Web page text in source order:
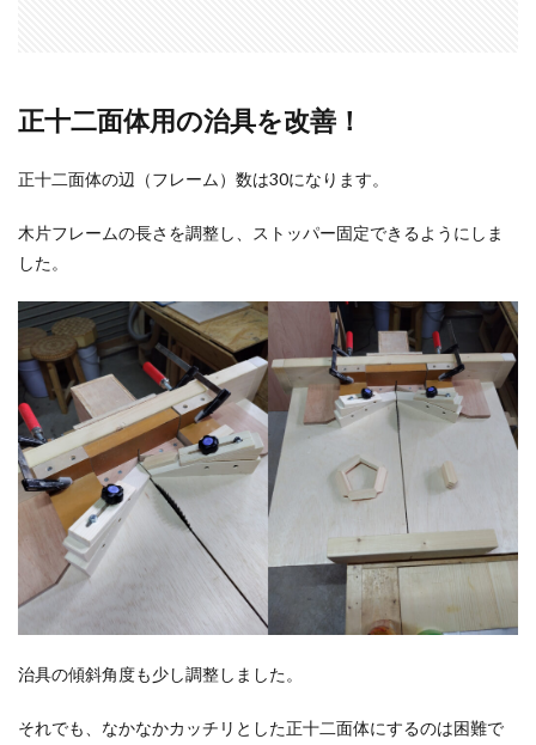
正十二面体用の治具を改善！
正十二面体の辺（フレーム）数は30になります。
木片フレームの長さを調整し、ストッパー固定できるようにしま
した。
治具の傾斜角度も少し調整しました。
それでも、なかなかカッチリとした正十二面体にするのは困難で